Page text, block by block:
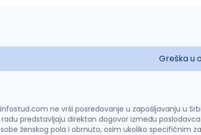
Greška u
ne vrši posredovanje u zapošljavanju u
predstavljaju direktan dogovor između
ženskog pola i obrnuto, osim ukoliko specifičnim